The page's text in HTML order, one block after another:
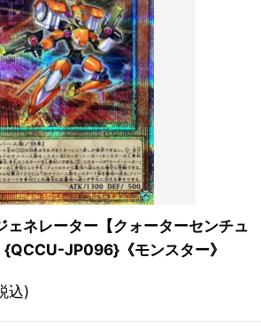
ェネレーター【クォーターセンチュ
{QCCU-JP096}《モンスター》
込)